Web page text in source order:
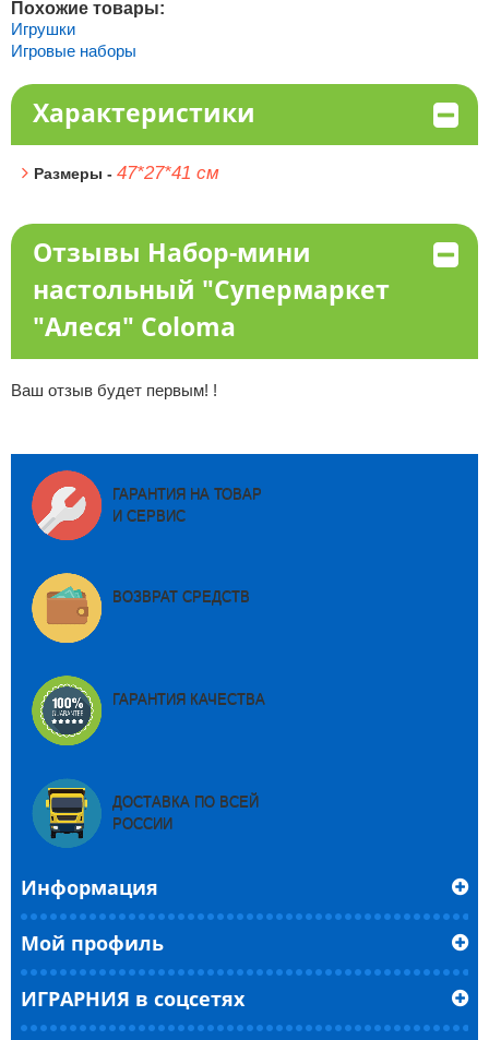
Похожие товары:
Игрушки
Игровые наборы
Характеристики
Размеры - 47*27*41 см
Отзывы Набор-мини
настольный "Супермаркет
"Алеся" Coloma
Ваш отзыв будет первым! !
ГАРАНТИЯ НА ТОВАР
И СЕРВИС
ВОЗВРАТ СРЕДСТВ
ГАРАНТИЯ КАЧЕСТВА
ДОСТАВКА ПО ВСЕЙ
РОССИИ
Информация
Мой профиль
ИГРАРНИЯ в соцсетях